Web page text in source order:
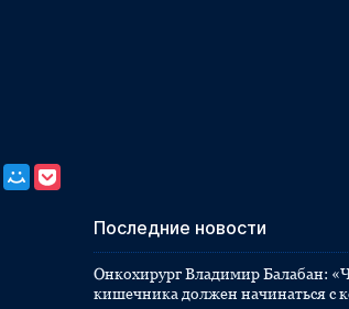
Последние новости
Онкохирург Владимир Балабан:
кишечника должен начинаться с